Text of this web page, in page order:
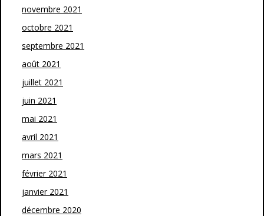
novembre 2021
octobre 2021
septembre 2021
août 2021
juillet 2021
juin 2021
mai 2021
avril 2021
mars 2021
février 2021
janvier 2021
décembre 2020